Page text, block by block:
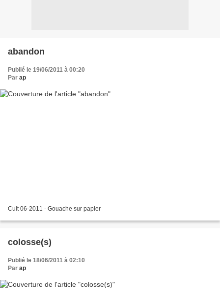
abandon
Publié le 19/06/2011 à 00:20
Par ap
Cult 06-2011 - Gouache sur papier
colosse(s)
Publié le 18/06/2011 à 02:10
Par ap